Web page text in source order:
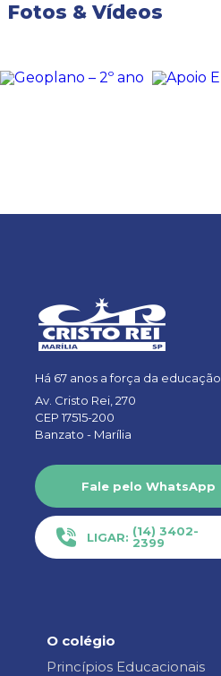
Fotos & Vídeos
Há 67 anos a força da educação
Av. Cristo Rei, 270
CEP 17515-200
Banzato - Marília
Fale pelo WhatsApp
LIGAR: (14) 3402-
2399
O colégio
Princípios Educacionais